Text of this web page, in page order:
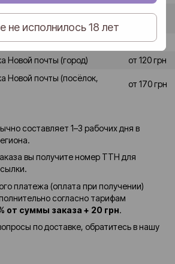
не исполнилось 18 лет
(город)
от 90-100
(посёлок, село)
от 130 грн
Новой почты (город)
от 120 грн
Новой почты (посёлок,
от 170 грн
составляет 1–3 рабочих дня в
вы получите номер ТТН для
платежа (оплата при получении)
согласно тарифам
от суммы заказа + 20 грн.
по доставке, обратитесь в нашу